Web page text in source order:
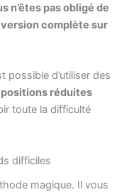
n’êtes pas obligé de
complète sur
possible d’utiliser des
positions réduites
toute la difficulté
difficiles
magique. Il vous